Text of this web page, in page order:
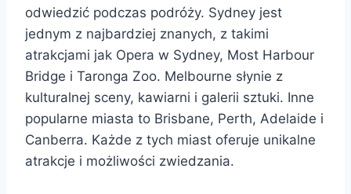
odwiedzić podczas podróży. Sydney jest
jednym z najbardziej znanych, z takimi
atrakcjami jak Opera w Sydney, Most Harbour
Bridge i Taronga Zoo. Melbourne słynie z
kulturalnej sceny, kawiarni i galerii sztuki. Inne
popularne miasta to Brisbane, Perth, Adelaide i
Canberra. Każde z tych miast oferuje unikalne
atrakcje i możliwości zwiedzania.